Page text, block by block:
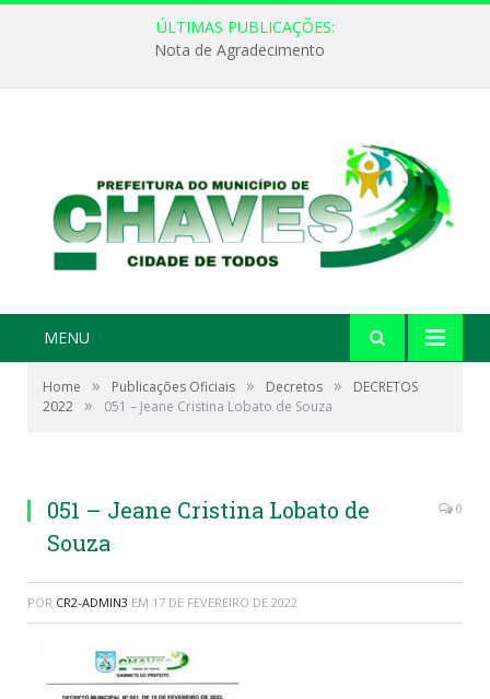
ÚLTIMAS PUBLICAÇÕES:
Nota de Agradecimento
MENU
Home » Publicações Oficiais » Decretos »
DECRETOS
2022 » 051 – Jeane Cristina Lobato de Souza
051 – Jeane Cristina Lobato de
Souza
0
POR CR2-ADMIN3 EM 17 DE FEVEREIRO DE 2022